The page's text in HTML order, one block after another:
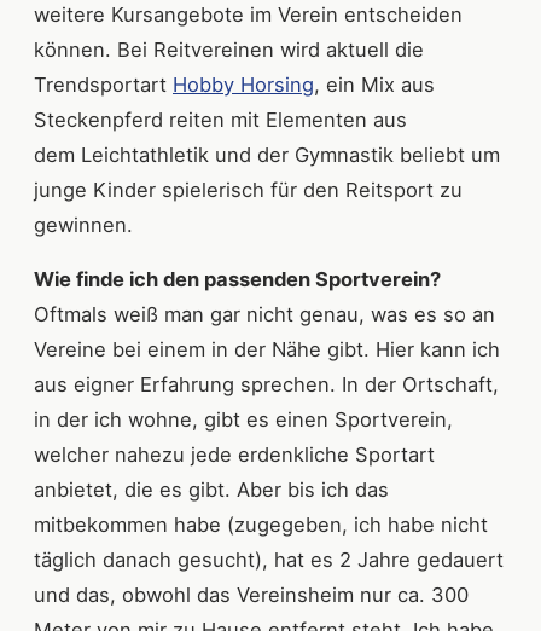
weitere Kursangebote im Verein entscheiden
können. Bei Reitvereinen wird aktuell die
Trendsportart Hobby Horsing, ein Mix aus
Steckenpferd reiten mit Elementen aus
dem Leichtathletik und der Gymnastik beliebt um
junge Kinder spielerisch für den Reitsport zu
gewinnen.
Wie finde ich den passenden Sportverein?
Oftmals weiß man gar nicht genau, was es so an
Vereine bei einem in der Nähe gibt. Hier kann ich
aus eigner Erfahrung sprechen. In der Ortschaft,
in der ich wohne, gibt es einen Sportverein,
welcher nahezu jede erdenkliche Sportart
anbietet, die es gibt. Aber bis ich das
mitbekommen habe (zugegeben, ich habe nicht
täglich danach gesucht), hat es 2 Jahre gedauert
und das, obwohl das Vereinsheim nur ca. 300